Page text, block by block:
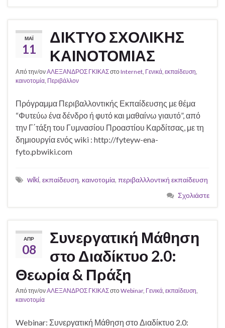
ΜΆΙ
11
ΔΙΚΤΥΟ ΣΧΟΛΙΚΗΣ
ΚΑΙΝΟΤΟΜΙΑΣ
Από την/ονΑΛΕΞΑΝΔΡΟΣ ΓΚΙΚΑΣστοInternet, Γενικά, εκπαίδευση,
καινοτομία, Περιβάλλον
Πρόγραμμα Περιβαλλοντικής Εκπαίδευσης με θέμα
“Φυτεύω ένα δένδρο ή φυτό και μαθαίνω γιαυτό”, από
την Γ΄τάξη του Γυμνασίου Προαστίου Καρδίτσας, με τη
δημιουργία ενός wiki : http://fyteyw-ena-
fyto.pbwiki.com
wiki, εκπαίδευση, καινοτομία, περιβαλλλοντική εκπαίδευση
Σχολιάστε
ΑΠΡ
08
Συνεργατική Μάθηση
στο Διαδίκτυο 2.0:
Θεωρία & Πράξη
Από την/ονΑΛΕΞΑΝΔΡΟΣ ΓΚΙΚΑΣστοWebinar, Γενικά, εκπαίδευση,
καινοτομία
Webinar: Συνεργατική Μάθηση στο Διαδίκτυο 2.0: